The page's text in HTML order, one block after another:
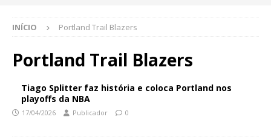
INÍCIO Portland Trail Blazers
Portland Trail Blazers
Tiago Splitter faz história e coloca Portland nos
playoffs da NBA
17/04/2026 Publicador 0